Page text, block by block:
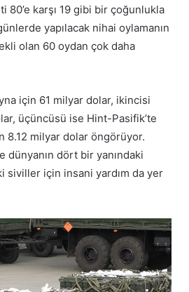
80’e karşı 19 gibi bir çoğunlukla
yapılacak nihai oylamanın
olan 60 oydan çok daha
için 61 milyar dolar, ikincisi
üçüncüsü ise Hint-Pasifik’te
8.12 milyar dolar öngörüyor.
dünyanın dört bir yanındaki
siviller için insani yardım da yer